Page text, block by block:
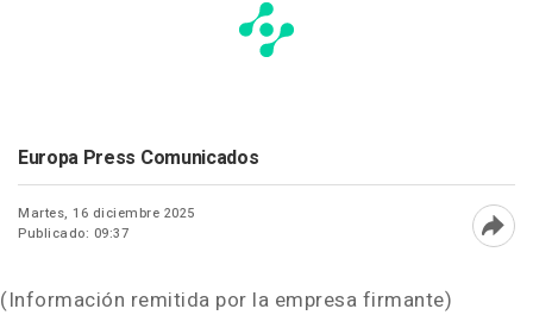
Europa Press Comunicados
Martes, 16 diciembre 2025
Publicado: 09:37
(Información remitida por la empresa firmante)